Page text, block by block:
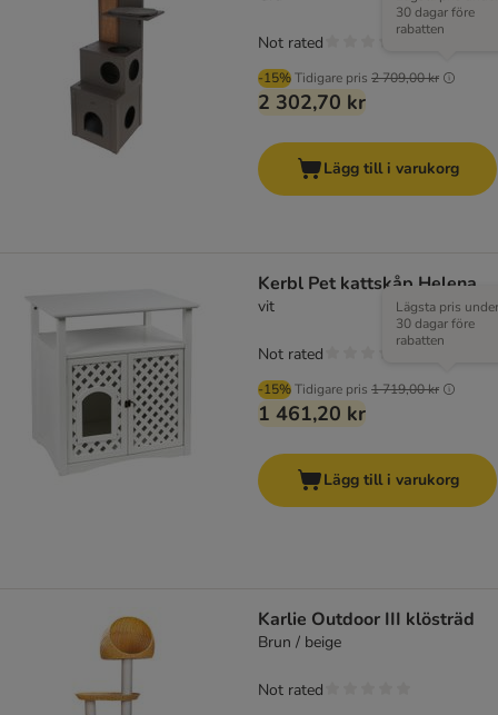
-15%Tidigare pris 2 709,00 kr
30 dagar före
rabatten
2 302,70 kr
Not rated
Lägg till i varukorg
Kerbl Pet kattskåp Helena
vit
-15%Tidigare pris 1 719,00 kr
Lägsta pris under
30 dagar före
rabatten
1 461,20 kr
Not rated
Lägg till i varukorg
Karlie Outdoor III klösträd
Brun / beige
Not rated